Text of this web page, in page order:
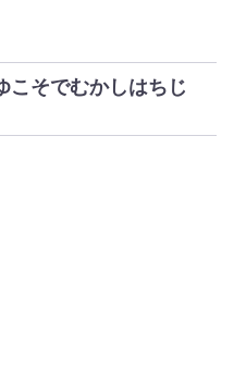
こそでむかしはちじ